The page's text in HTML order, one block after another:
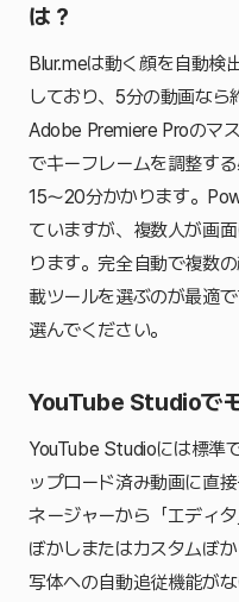
は？
Blur.meは動く顔を自動検
しており、5分の動画なら
Adobe Premiere Proのマ
でキーフレームを調整す
15〜20分かかります。
ていますが、複数人が画
ります。完全自動で複数
載ツールを選ぶのが最適
選んでください。
YouTube Studioで
YouTube Studioには標準
ップロード済み動画に直
ネージャーから「エディ
ぼかしまたはカスタムぼ
写体への自動追従機能が